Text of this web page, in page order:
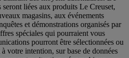
liées aux produits Le Creuset,
magasins, aux événements
et démonstrations organisés par
spéciales qui pourraient vous
pourront être sélectionnées ou
votre intention, sur base de données